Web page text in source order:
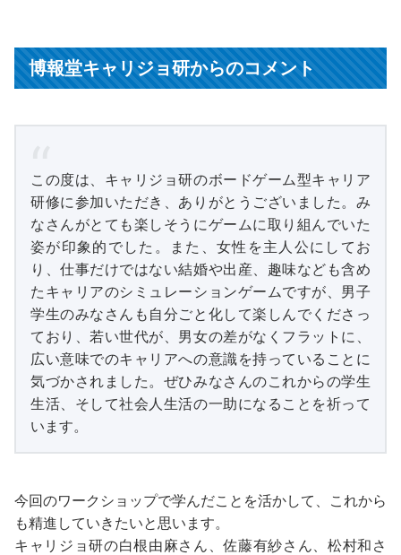
博報堂キャリジョ研からのコメント
この度は、キャリジョ研のボードゲーム型キャリア
研修に参加いただき、ありがとうございました。み
なさんがとても楽しそうにゲームに取り組んでいた
姿が印象的でした。また、女性を主人公にしてお
り、仕事だけではない結婚や出産、趣味なども含め
たキャリアのシミュレーションゲームですが、男子
学生のみなさんも自分ごと化して楽しんでくださっ
ており、若い世代が、男女の差がなくフラットに、
広い意味でのキャリアへの意識を持っていることに
気づかされました。ぜひみなさんのこれからの学生
生活、そして社会人生活の一助になることを祈って
います。
今回のワークショップで学んだことを活かして、これから
も精進していきたいと思います。
キャリジョ研の白根由麻さん、佐藤有紗さん、松村和さ